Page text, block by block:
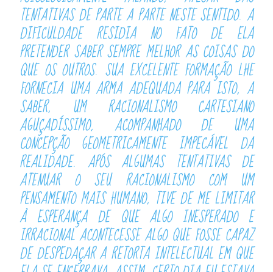
TENTATIVAS DE PARTE A PARTE NESTE SENTIDO. A
DIFICULDADE RESIDIA NO FATO DE ELA
PRETENDER SABER SEMPRE MELHOR AS COISAS DO
QUE OS OUTROS. SUA EXCELENTE FORMAÇÃO LHE
FORNECIA UMA ARMA ADEQUADA PARA ISTO, A
SABER, UM RACIONALISMO CARTESIANO
AGUÇADÍSSIMO, ACOMPANHADO DE UMA
CONCEPÇÃO GEOMETRICAMENTE IMPECÁVEL DA
REALIDADE. APÓS ALGUMAS TENTATIVAS DE
ATENUAR O SEU RACIONALISMO COM UM
PENSAMENTO MAIS HUMANO, TIVE DE ME LIMITAR
À ESPERANÇA DE QUE ALGO INESPERADO E
IRRACIONALACONTECESSEALGO QUE FOSSE CAPAZ
DE DESPEDAÇAR A RETORTA INTELECTUAL EM QUE